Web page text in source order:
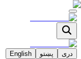
دری پښتو English